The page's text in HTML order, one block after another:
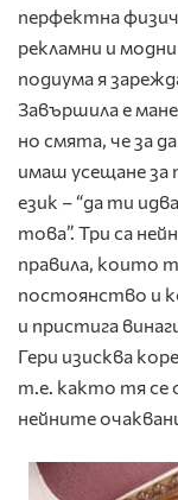
перфектна
рекламни и
подиума я
Завършила е
но смята, че за
имаш усещане за
език – “да ти
това”. Три са
правила, които
постоянство и
и пристига
Гери изисква
т.е. както тя се
нейните